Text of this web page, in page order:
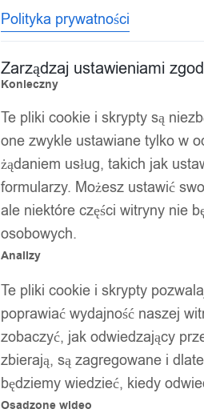
Polityka prywatności
Zarządzaj ustawieniami
Konieczny
Te pliki cookie i skrypty są
one zwykle ustawiane tylko w
żądaniem usług, takich jak
formularzy. Możesz ustawić
ale niektóre części witryny nie
osobowych.
Analizy
Te pliki cookie i skrypty
poprawiać wydajność naszej
zobaczyć, jak odwiedzający
zbierają, są zagregowane i
będziemy wiedzieć, kiedy
Osadzone wideo